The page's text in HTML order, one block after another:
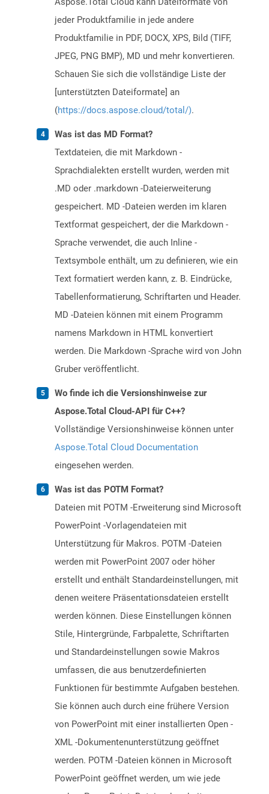
jeder Produktfamilie in jede andere
Produktfamilie in PDF, DOCX, XPS, Bild (TIFF,
JPEG, PNG BMP), MD und mehr konvertieren.
Schauen Sie sich die vollständige Liste der
[unterstützten Dateiformate] an
(https://docs.aspose.cloud/total/).
Was ist das MD Format?
Textdateien, die mit Markdown -
Sprachdialekten erstellt wurden, werden mit
.MD oder .markdown -Dateierweiterung
gespeichert. MD -Dateien werden im klaren
Textformat gespeichert, der die Markdown -
Sprache verwendet, die auch Inline -
Textsymbole enthält, um zu definieren, wie ein
Text formatiert werden kann, z. B. Eindrücke,
Tabellenformatierung, Schriftarten und Header.
MD -Dateien können mit einem Programm
namens Markdown in HTML konvertiert
werden. Die Markdown -Sprache wird von John
Gruber veröffentlicht.
Wo finde ich die Versionshinweise zur
Aspose.Total Cloud-API für C++?
Vollständige Versionshinweise können unter
Aspose.Total Cloud Documentation
eingesehen werden.
Was ist das POTM Format?
Dateien mit POTM -Erweiterung sind Microsoft
PowerPoint -Vorlagendateien mit
Unterstützung für Makros. POTM -Dateien
werden mit PowerPoint 2007 oder höher
erstellt und enthält Standardeinstellungen, mit
denen weitere Präsentationsdateien erstellt
werden können. Diese Einstellungen können
Stile, Hintergründe, Farbpalette, Schriftarten
und Standardeinstellungen sowie Makros
umfassen, die aus benutzerdefinierten
Funktionen für bestimmte Aufgaben bestehen.
Sie können auch durch eine frühere Version
von PowerPoint mit einer installierten Open -
XML -Dokumentenunterstützung geöffnet
werden. POTM -Dateien können in Microsoft
PowerPoint geöffnet werden, um wie jede